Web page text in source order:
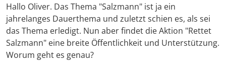
Hallo Oliver. Das Thema "Salzmann" ist ja ein
jahrelanges Dauerthema und zuletzt schien es, als sei
das Thema erledigt. Nun aber findet die Aktion "Rettet
Salzmann" eine breite Öffentlichkeit und Unterstützung.
Worum geht es genau?